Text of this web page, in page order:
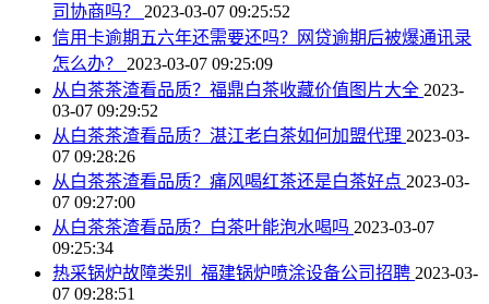
司协商吗？ 2023-03-07 09:25:52
信用卡逾期五六年还需要还吗？网贷逾期后被爆通讯录
怎么办？ 2023-03-07 09:25:09
从白茶茶渣看品质？福鼎白茶收藏价值图片大全 2023-
03-07 09:29:52
从白茶茶渣看品质？湛江老白茶如何加盟代理 2023-03-
07 09:28:26
从白茶茶渣看品质？痛风喝红茶还是白茶好点 2023-03-
07 09:27:00
从白茶茶渣看品质？白茶叶能泡水喝吗 2023-03-07
09:25:34
热采锅炉故障类别_福建锅炉喷涂设备公司招聘 2023-03-
07 09:28:51